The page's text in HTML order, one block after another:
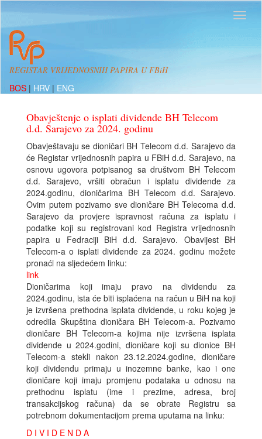
REGISTAR VRIJEDNOSNIH PAPIRA U FBiH
BOS | HRV | ENG
Obavještenje o isplati dividende BH Telecom
d.d. Sarajevo za 2024. godinu
Obavještavaju se dioničari BH Telecom d.d. Sarajevo da
će Registar vrijednosnih papira u FBiH d.d. Sarajevo, na
osnovu ugovora potpisanog sa društvom BH Telecom
d.d. Sarajevo, vršiti obračun i isplatu dividende za
2024.godinu, dioničarima BH Telecom d.d. Sarajevo.
Ovim putem pozivamo sve dioničare BH Telecoma d.d.
Sarajevo da provjere ispravnost računa za isplatu i
podatke koji su registrovani kod Registra vrijednosnih
papira u Fedraciji BiH d.d. Sarajevo. Obavijest BH
Telecom-a o isplati dividende za 2024. godinu možete
pronaći na sljedećem linku:
link
Dioničarima koji imaju pravo na dividendu za
2024.godinu, ista će biti isplaćena na račun u BiH na koji
je izvršena prethodna isplata dividende, u roku kojeg je
odredila Skupština dioničara BH Telecom-a. Pozivamo
dioničare BH Telecom-a kojima nije izvršena isplata
dividende u 2024.godini, dioničare koji su dionice BH
Telecom-a stekli nakon 23.12.2024.godine, dioničare
koji dividendu primaju u inozemne banke, kao i one
dioničare koji imaju promjenu podataka u odnosu na
prethodnu isplatu (ime i prezime, adresa, broj
transakcijskog računa) da se obrate Registru sa
potrebnom dokumentacijom prema uputama na linku:
D I V I D E N D A